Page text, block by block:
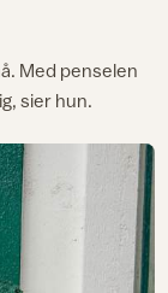
Med penselen
sier hun.